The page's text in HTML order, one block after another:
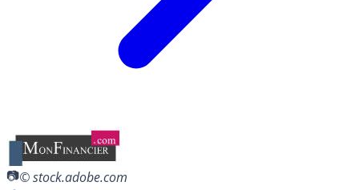
© stock.adobe.com